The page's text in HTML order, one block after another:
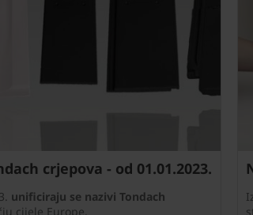
crjepova - od 01.01.2023.
unificiraju se nazivi Tondach
cijele Europe.